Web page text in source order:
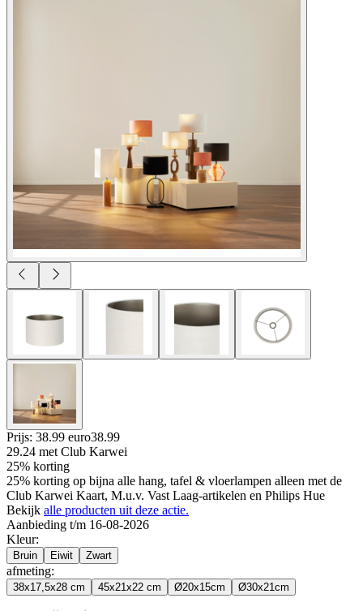
Prijs: 38.99 euro38.99
29.24 met Club Karwei
25% korting
25% korting op bijna alle hang, tafel & vloerlampen alleen met de
Club Karwei Kaart, M.u.v. Vast Laag-artikelen en Philips Hue
Bekijk alle producten uit deze actie.
Aanbieding t/m 16-08-2026
Kleur:
Bruin Eiwit Zwart
afmeting:
38x17,5x28 cm 45x21x22 cm Ø20x15cm Ø30x21cm